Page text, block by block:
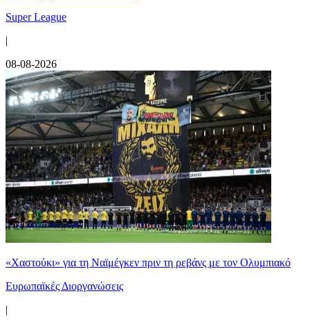
Super League
|
08-08-2026
«Χαστούκι» για τη Ναϊμέγκεν πριν τη ρεβάνς με τον Ολυμπιακό
Ευρωπαϊκές Διοργανώσεις
|